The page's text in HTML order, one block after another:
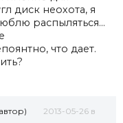
диск неохота, я
распыляться…
что дает.
2013-05-26 в